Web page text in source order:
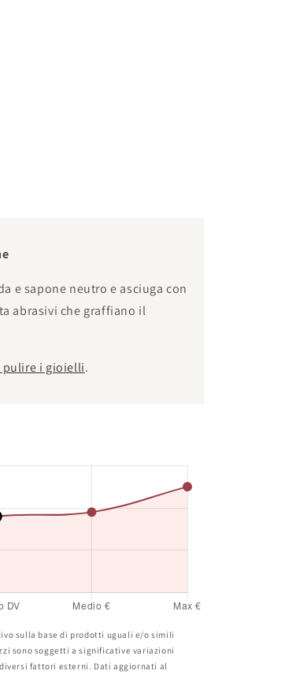
e sapone neutro e asciuga con
abrasivi che graffiano il
pulire i gioielli.
sulla base di prodotti uguali e/o simili
sono soggetti a significative variazioni
fattori esterni. Dati aggiornati al